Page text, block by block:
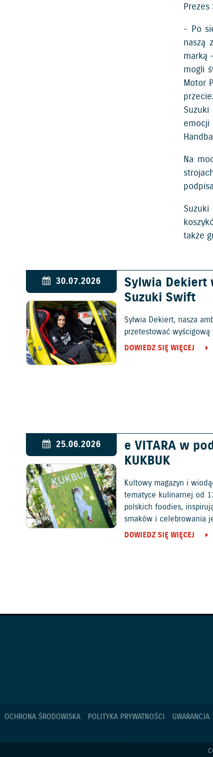
Prezes
- Po
naszą
marką
mogli
Motor
emocji
Na
także
30.07.2026
Sylwia Dekiert
Suzuki Swift
Sylwia Dekiert, nasza
przetestować
DOWIEDZ SIĘ WIĘCEJ
25.06.2026
e VITARA w
KUKBUK
Kultowy magazyn i
tematyce kulinarnej od
polskich foodies,
smaków i celebrowania
DOWIEDZ SIĘ WIĘCEJ
OCHRONA ŚRODOWISKA POLITYKA PRYWATNOŚCI GWARANCJA